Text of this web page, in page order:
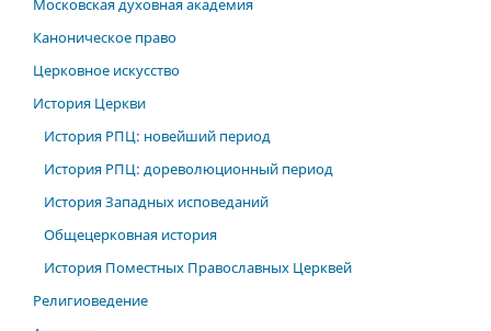
Московская духовная академия
Каноническое право
Церковное искусство
История Церкви
История РПЦ: новейший период
История РПЦ: дореволюционный период
История Западных исповеданий
Общецерковная история
История Поместных Православных Церквей
Религиоведение